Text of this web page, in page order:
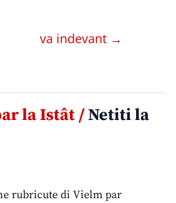
va indevant →
la Istât /Netiti la
rubricute di Vielm par